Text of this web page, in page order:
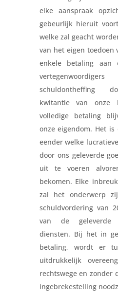
elke aanspraak
gebeurlijk hieruit
welke zal geacht
van het eigen toedoen
enkele betaling aan
schuldontheffing
kwitantie van onze
volledige betaling
onze eigendom. Het
eender welke
door ons geleverde
uit te voeren
bekomen. Elke
zal het onderwerp
schuldvordering van
van de geleverde
diensten. Bij het in
betaling, wordt er
uitdrukkelijk
rechtswege en zonder
ingebrekestelling